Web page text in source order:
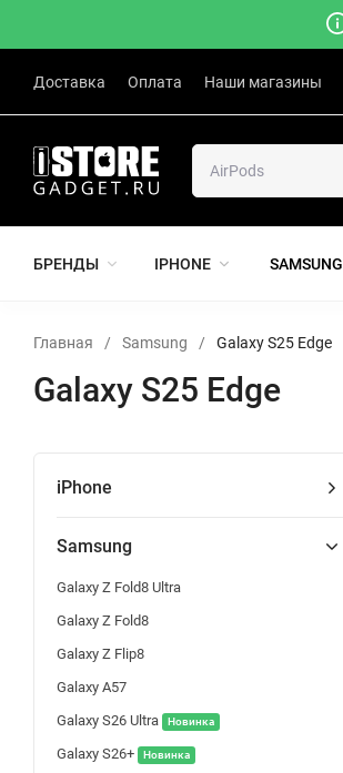
Доставка Оплата Наши магазины
БРЕНДЫ IPHONE SAMSUNG
Главная / Samsung / Galaxy S25 Edge
Galaxy S25 Edge
iPhone
Samsung
Galaxy Z Fold8 Ultra
Galaxy Z Fold8
Galaxy Z Flip8
Galaxy A57
Galaxy S26 Ultra
Новинка
Galaxy S26+ Новинка